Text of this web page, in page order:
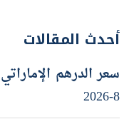
أحدث المقالات
8-2026